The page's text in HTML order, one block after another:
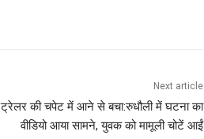
Next article
ट्रेलर की चपेट में आने से बचा:रुधौली में घटना का
वीडियो आया सामने, युवक को मामूली चोटें आईं